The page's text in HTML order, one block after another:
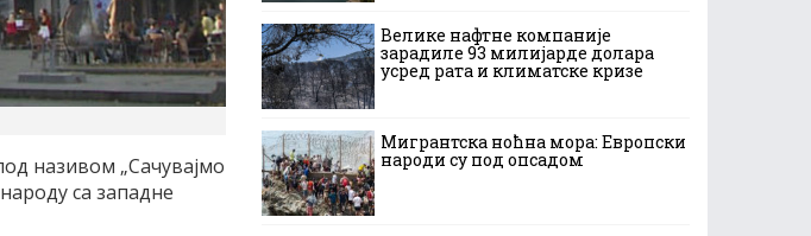
називом „Сачувајмо
са западне
Велике нафтне компаније
зарадиле 93 милијарде долара
усред рата и климатске кризе
Мигрантска ноћна мора: Европски
народи су под опсадом